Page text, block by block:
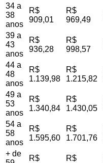
34 a
38
anos
R$
909,01
R$
969,49
39 a
43
anos
R$
936,28
R$
998,57
44 a
48
anos
R$
1.139,98
R$
1.215,82
49 a
53
anos
R$
1.340,84
R$
1.430,05
54 a
58
anos
R$
1.595,60
R$
1.701,76
+ de
R$
R$